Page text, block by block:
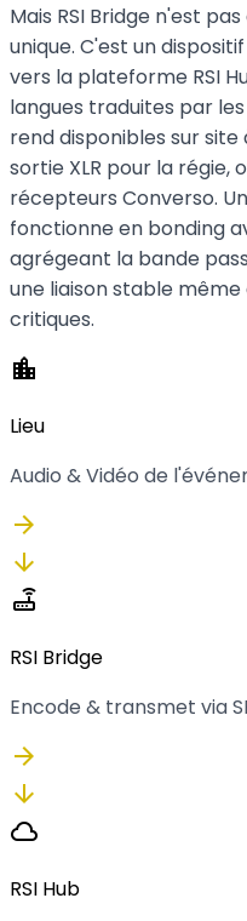
Mais RSI Bridge n'est
unique. C'est un
vers la plateforme RSI
langues traduites par
rend disponibles sur
sortie XLR pour la régie,
récepteurs Converso.
fonctionne en bonding
agrégeant la bande
une liaison stable même
critiques.
location_city
Lieu
Audio & Vidéo de
arrow_forward
arrow_downward
router
RSI Bridge
Encode & transmet via
arrow_forward
arrow_downward
cloud
RSI Hub